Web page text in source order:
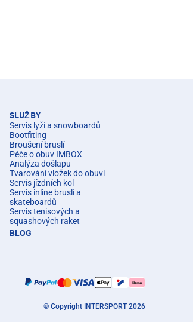
SLUŽBY
Servis lyží a snowboardů
Bootfiting
Broušení bruslí
Péče o obuv IMBOX
Analýza došlapu
Tvarování vložek do obuvi
Servis jízdních kol
Servis inline bruslí a
skateboardů
Servis tenisových a
squashových raket
BLOG
© Copyright INTERSPORT 2026